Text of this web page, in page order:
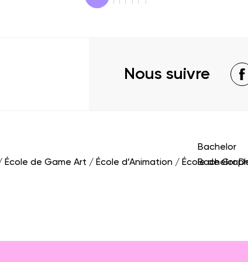
Nous suivre
École de Game Art École d’Animation École de
Bachelor
Bachelor